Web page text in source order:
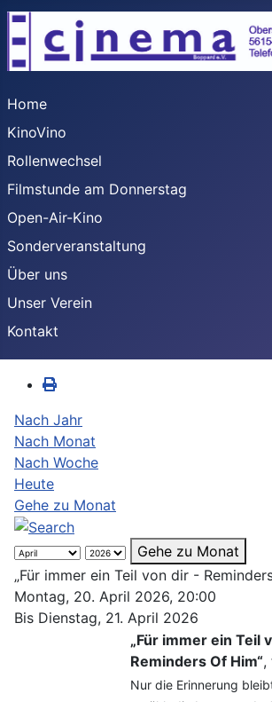
Home
KinoVino
Rollenwechsel
Filmstunde am Donnerstag
Open-Air-Kino
Sonderveranstaltung
Über uns
Unser Verein
Kontakt
Nach Jahr
Nach Monat
Nach Woche
Heute
Gehe zu Monat
Gehe zu Monat
„Für immer ein Teil von dir -
Montag, 20. April 2026, 20:00
Bis Dienstag, 21. April 2026
„Für immer ein Teil
Reminders Of Him“,
Nur die Erinnerung